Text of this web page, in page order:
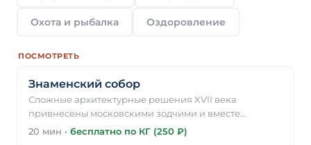
Охота и рыбалка Оздоровление
ПОСМОТРЕТЬ
Знаменский собор
Сложные архитектурные решения XVII века
привнесены московскими зодчими и вместе…
20 мин · бесплатно по КГ (250 ₽)